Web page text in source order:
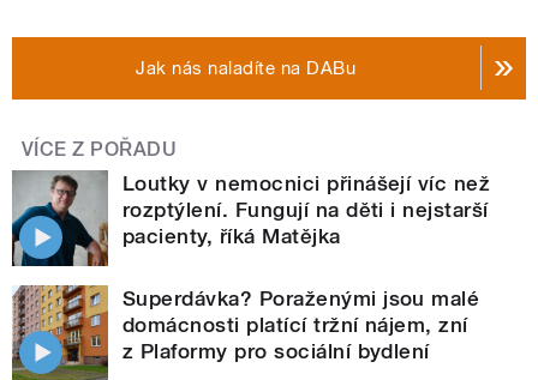
Jak nás naladíte na DABu
VÍCE Z POŘADU
Loutky v nemocnici přinášejí víc než
rozptýlení. Fungují na děti i nejstarší
pacienty, říká Matějka
Superdávka? Poraženými jsou malé
domácnosti platící tržní nájem, zní
z Plaformy pro sociální bydlení